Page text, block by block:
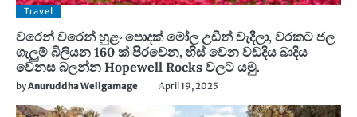
Travel
වරෙන් වරෙන් හුළං පොදක් මෝල උඩින් වැදීලා, වරකට ජල
ගැලුම් බිලියන 160 ක් පිරවෙන, හිස් වෙන වඩදිය බාදිය
වෙනස බලන්න Hopewell Rocks වලට යමු.
byAnuruddha Weligamage April 19, 2025